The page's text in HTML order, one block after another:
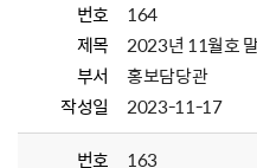
번호
164
제목
2023년 11월호
부서
홍보담당관
작성일
2023-11-17
번호
163